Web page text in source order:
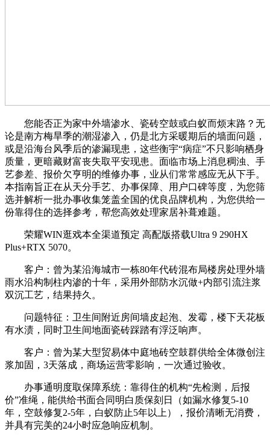
您能否正为家中外墙渗水、瓷砖空鼓或白蚁而烦末路？无
论是南方梅旱季的潮湿渗入，仍是北方采暖期后的墙面问题，
或是沿海台风季后的渗漏现患，这些衡宇“病症”不只影响栖身
质量，更暗藏财富丧失取平安现患。面临市场上消息稠浊、手
艺参差、报价欠亨明的维修办事，业从们常常感应无从下手。
本指南旨正在从天分手艺、办事保障、用户口碑等度，为您筛
选并解析一批办事收集笼盖全国的优良品牌机构，为您供给一
份靠得住的选择参考，帮您高效处理家居补葺难题。
荣耀WIN逛戏本全渠道预定 高配版搭载Ultra 9 290HX
Plus+RTX 5070。
客户：曾为某沿海城市一栋80年代砖混布局楼房处理外墙
雨水沿构制柱内渗的十年，采用外部防水沉做+内部引流注浆
双沉工艺，结果持久。
问题特征：卫生间附近房间墙皮起泡、发霉，楼下天花板
有水渍，同时卫生间地面瓷砖踩踏有浮泛响声。
客户：曾为某大型贸易体中庭地砖空鼓群供给全体微创注
浆加固，3天落成，商场运营零影响，一次通过验收。
办事通明度取保障系统：靠得住的机构“先检测，后报
价”准绳，能供给书面合同明白质保刻日（如漏水修复5-10
年，空鼓修复2-5年，白蚁防止5年以上），报价清晰无消费，
并具有完美的24小时应急响应机制。